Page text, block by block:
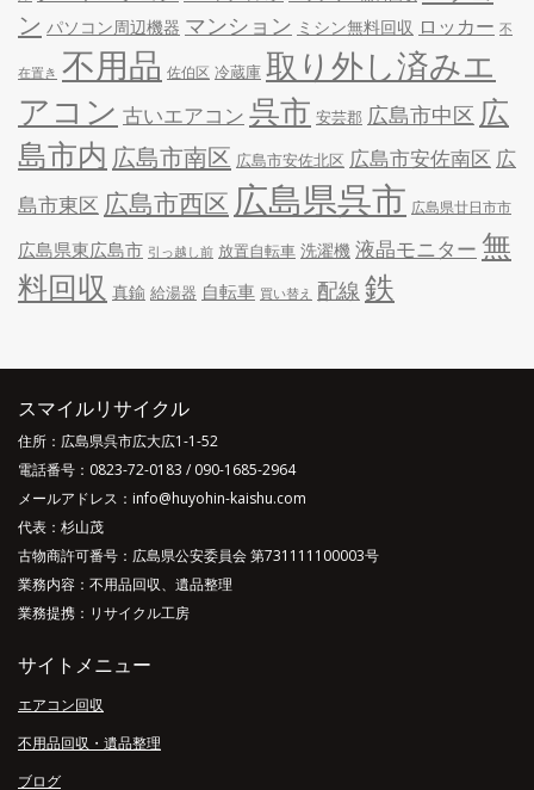
ン パソコン周辺機器 マンション ミシン無料回収 ロッカー 不
在置き 不用品 佐伯区 冷蔵庫 取り外し済みエ
アコン 古いエアコン 呉市 安芸郡 広島市中区 広
島市内 広島市南区 広島市安佐北区 広島市安佐南区 広
島市東区 広島市西区 広島県呉市 広島県廿日市市
広島県東広島市 引っ越し前 放置自転車 洗濯機 液晶モニター 無
料回収 真鍮 給湯器 自転車 買い替え 配線 鉄
スマイルリサイクル
住所：広島県呉市広大広1-1-52
電話番号： 0823-72-0183 / 090-1685-2964
メールアドレス：info@huyohin-kaishu.com
代表：杉山茂
古物商許可番号：広島県公安委員会 第731111100003号
業務内容：不用品回収、遺品整理
業務提携：リサイクル工房
サイトメニュー
エアコン回収
不用品回収・遺品整理
ブログ